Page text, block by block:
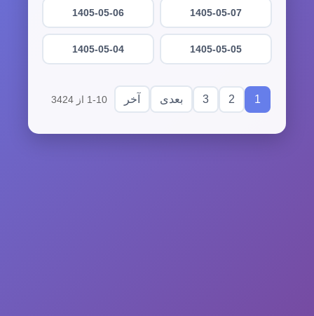
1405-05-07
1405-05-06
1405-05-05
1405-05-04
1
2
3 بعدی آخر 1-10 از 3424